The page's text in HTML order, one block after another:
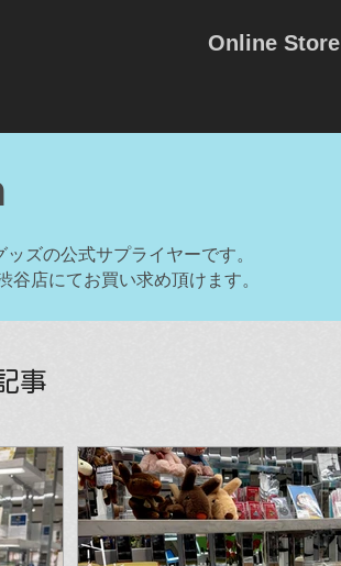
Online Store
ズの公式サプライヤーです。
店にてお買い求め頂けます。
事